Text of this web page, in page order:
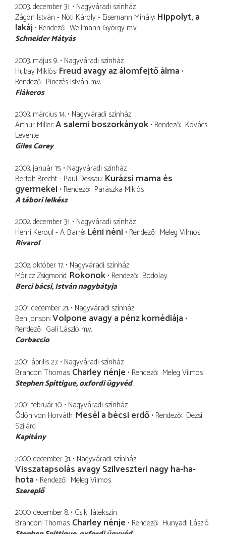
2003. december 31. Nagyváradi színház
Zágon István - Nóti Károly - Eisemann Mihály Hippolyt, a
lakáj Rendező Wellmann György m.v.
Schneider Mátyás
2003. május 9. Nagyváradi színház
Hubay Miklós Freud avagy az álomfejtő álma
Rendező Pinczés István m.v.
Fiákeros
2003. március 14. Nagyváradi színház
Arthur Miller A salemi boszorkányok Rendező Kovács
Levente
Giles Corey
2003. január 15. Nagyváradi színház
Bertolt Brecht - Paul Dessau Kurázsi mama és
gyermekei Rendező Parászka Miklós
A tábori lelkész
2002. december 31. Nagyváradi színház
Henri Keroul - A. Barré Léni néni Rendező Meleg Vilmos
Rivarol
2002. október 17. Nagyváradi színház
Móricz Zsigmond Rokonok Rendező Bodolay
Berci bácsi István nagybátyja
2001. december 21. Nagyváradi színház
Ben Jonson Volpone avagy a pénz komédiája
Rendező Gali László m.v.
Corbaccio
2001. április 27. Nagyváradi színház
Brandon Thomas Charley nénje Rendező Meleg Vilmos
Stephen Spittigue oxfordi ügyvéd
2001. február 10. Nagyváradi színház
Ödön von Horváth Mesél a bécsi erdő Rendező Dézsi
Szilárd
Kapitány
2000. december 31. Nagyváradi színház
Visszatapsolás avagy Szilveszteri nagy ha-ha-
hota Rendező Meleg Vilmos
Szereplő
2000. december 8. Csíki Játékszín
Brandon Thomas Charley nénje Rendező Hunyadi László